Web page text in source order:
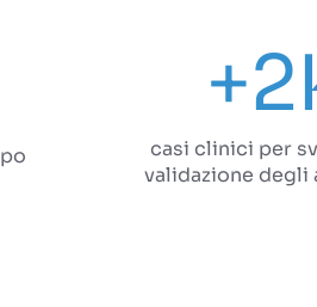
casi clinici per
validazione degli